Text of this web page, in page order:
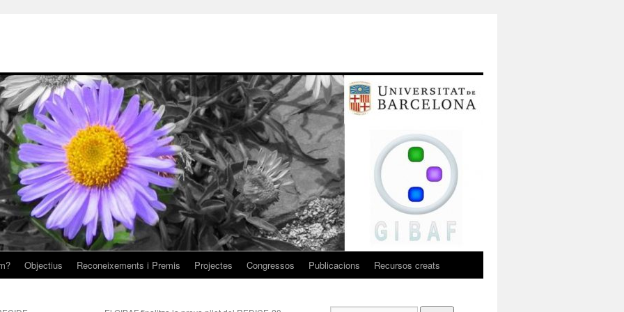
Objectius Reconeixements i Premis Projectes Congressos Publicacions Recursos creats